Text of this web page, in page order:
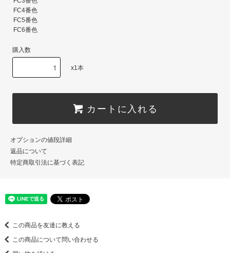
購入数
x1本
カートに入れる
オプションの値段詳細
返品について
特定商取引法に基づく表記
この商品を友達に教える
この商品について問い合わせる